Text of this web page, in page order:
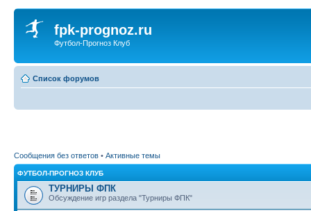
fpk-prognoz.ru
Футбол-Прогноз Клуб
Список форумов
Сообщения без ответов • Активные темы
ФУТБОЛ-ПРОГНОЗ КЛУБ
ТУРНИРЫ ФПК
Обсуждение игр раздела "Турниры ФПК"